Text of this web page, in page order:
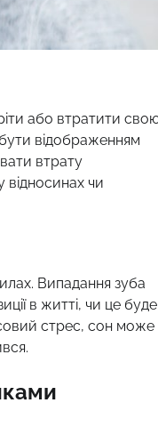
або втратити
відображенням
втрату
відносинах чи
Випадання зуба
в житті, чи це буде
стрес, сон може